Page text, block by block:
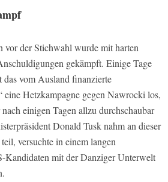
vor der Stichwahl wurde mit harten
gekämpft. Einige Tage
das vom Ausland finanzierte
eine Hetzkampagne gegen Nawrocki los,
einigen Tagen allzu durchschaubar
Donald Tusk nahm an dieser
versuchte in einem langen
Kandidaten mit der Danziger Unterwelt